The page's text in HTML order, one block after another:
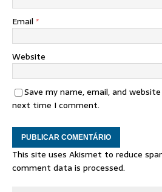
Email *
Website
Save my name, email, and
next time I comment.
This site uses Akismet to reduce
comment data is processed.